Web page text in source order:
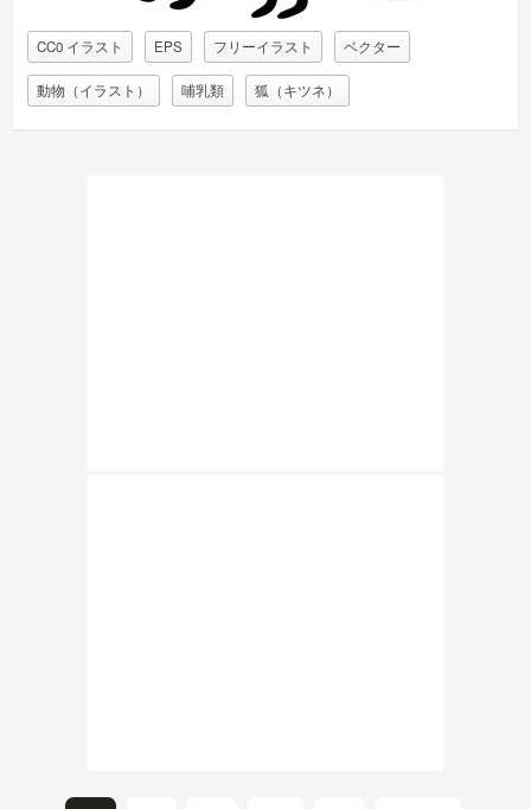
CC0 イラスト EPS フリーイラスト ベクター
動物（イラスト） 哺乳類 狐（キツネ）